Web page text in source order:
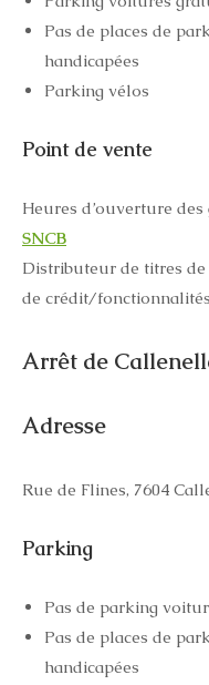
Pas de places de
handicapées
Parking vélos
Point de vente
Heures d’ouverture
SNCB
Distributeur de titres
de crédit/
Arrêt de
Adresse
Rue de Flines, 7604
Parking
Pas de parking
Pas de places de
handicapées